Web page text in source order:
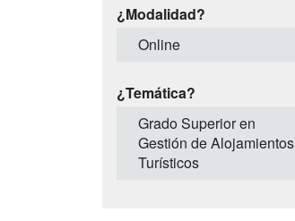
¿Modalidad?
Online
¿Temática?
Grado Superior en
Gestión de Alojamientos
Turísticos